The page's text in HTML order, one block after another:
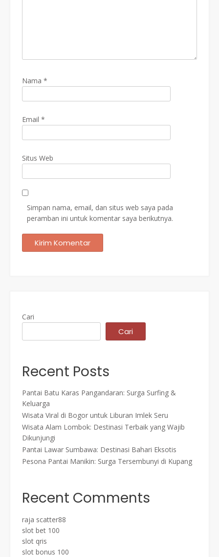
Nama *
Email *
Situs Web
Simpan nama, email, dan situs web saya pada
peramban ini untuk komentar saya berikutnya.
Cari
Cari
Recent Posts
Pantai Batu Karas Pangandaran: Surga Surfing &
Keluarga
Wisata Viral di Bogor untuk Liburan Imlek Seru
Wisata Alam Lombok: Destinasi Terbaik yang Wajib
Dikunjungi
Pantai Lawar Sumbawa: Destinasi Bahari Eksotis
Pesona Pantai Manikin: Surga Tersembunyi di Kupang
Recent Comments
raja scatter88
slot bet 100
slot qris
slot bonus 100